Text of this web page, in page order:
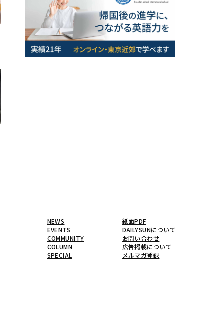
NEWS
EVENTS
COMMUNITY
COLUMN
SPECIAL
紙面PDF
DAILYSUNについて
お問い合わせ
広告掲載について
メルマガ登録